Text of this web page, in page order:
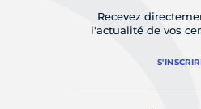
Recevez
l'actualité de vos